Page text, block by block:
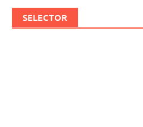
SELECTOR